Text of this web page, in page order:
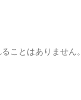
ことはありません。